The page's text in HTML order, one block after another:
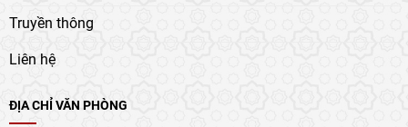
Truyền thông
Liên hệ
ĐỊA CHỈ VĂN PHÒNG